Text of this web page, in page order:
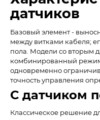
датчиков
Базовый элемент -
между витками кабеля;
пола. Модели со вторым
комбинированный
одновременно
точность управления
С датчиком
Классическое решение